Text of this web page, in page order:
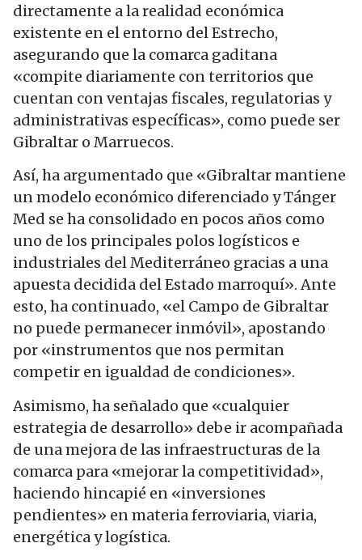
directamente a la realidad económica
existente en el entorno del Estrecho,
asegurando que la comarca gaditana
«compite diariamente con territorios que
cuentan con ventajas fiscales, regulatorias y
administrativas específicas», como puede ser
Gibraltar o Marruecos.
Así, ha argumentado que «Gibraltar mantiene
un modelo económico diferenciado y Tánger
Med se ha consolidado en pocos años como
uno de los principales polos logísticos e
industriales del Mediterráneo gracias a una
apuesta decidida del Estado marroquí». Ante
esto, ha continuado, «el Campo de Gibraltar
no puede permanecer inmóvil», apostando
por «instrumentos que nos permitan
competir en igualdad de condiciones».
Asimismo, ha señalado que «cualquier
estrategia de desarrollo» debe ir acompañada
de una mejora de las infraestructuras de la
comarca para «mejorar la competitividad»,
haciendo hincapié en «inversiones
pendientes» en materia ferroviaria, viaria,
energética y logística.